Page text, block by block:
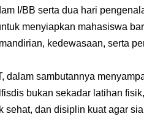
I/BB serta dua hari
menyiapkan mahasiswa
kedewasaan, serta
dalam sambutannya
bukan sekadar latihan
sehat, dan disiplin kuat agar